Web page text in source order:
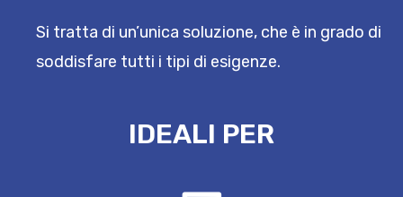
Si tratta di un’unica soluzione, che è in grado di
soddisfare tutti i tipi di esigenze.
IDEALI PER